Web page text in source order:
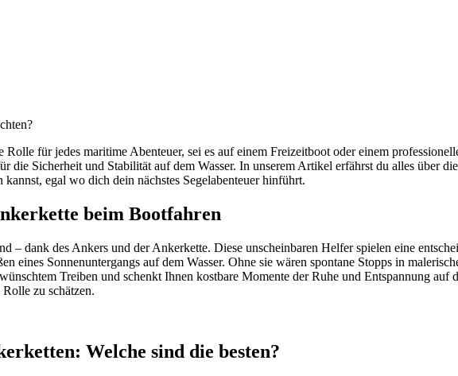
für jedes maritime Abenteuer, sei es auf einem Freizeitboot oder einem
die Sicherheit und Stabilität auf dem Wasser. In unserem Artikel erfährst du alles über
egal wo dich dein nächstes Segelabenteuer hinführt.
beim Bootfahren
– dank des Ankers und der Ankerkette. Diese unscheinbaren Helfer spielen eine
eines Sonnenuntergangs auf dem Wasser. Ohne sie wären spontane Stopps in
Treiben und schenkt Ihnen kostbare Momente der Ruhe und Entspannung auf
zu schätzen.
Welche sind die besten?